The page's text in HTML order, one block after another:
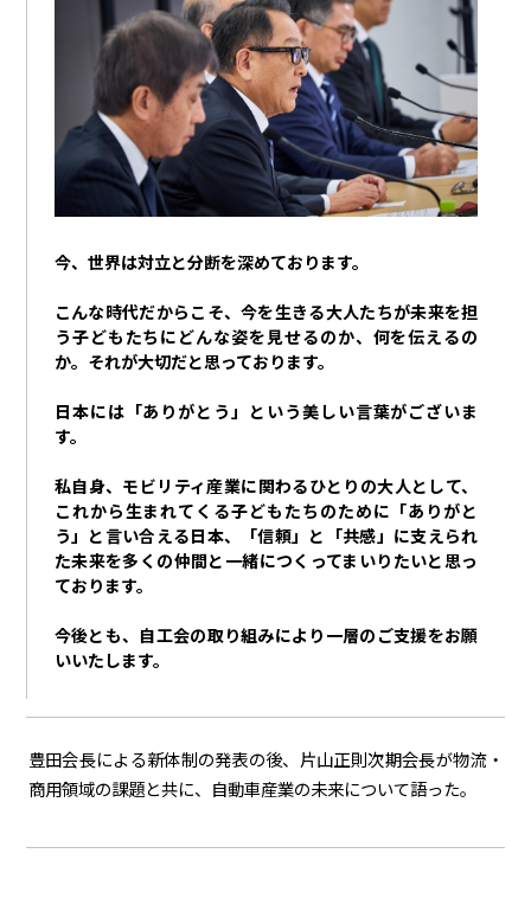
今、世界は対立と分断を深めております。
こんな時代だからこそ、今を生きる大人たちが未来を担
う子どもたちにどんな姿を見せるのか、何を伝えるの
か。それが大切だと思っております。
日本には「ありがとう」という美しい言葉がございま
す。
私自身、モビリティ産業に関わるひとりの大人として、
これから生まれてくる子どもたちのために「ありがと
う」と言い合える日本、「信頼」と「共感」に支えられ
た未来を多くの仲間と一緒につくってまいりたいと思っ
ております。
今後とも、自工会の取り組みにより一層のご支援をお願
いいたします。
豊田会長による新体制の発表の後、片山正則次期会長が物流・
商用領域の課題と共に、自動車産業の未来について語った。